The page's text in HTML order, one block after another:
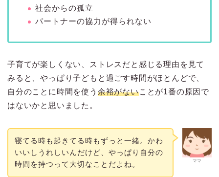
社会からの孤立
パートナーの協力が得られない
子育てが楽しくない、ストレスだと感じる理由を見て
みると、やっぱり子どもと過ごす時間がほとんどで、
自分のことに時間を使う 余裕がないことが1番の原因で
はないかと思いました。
ママ
寝てる時も起きてる時もずっと一緒。かわ
いいしうれしいんだけど、やっぱり自分の
時間を持つって大切なことだよね。